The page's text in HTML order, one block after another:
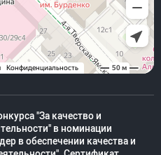
"За качество и
в номинации
в обеспечении качества и